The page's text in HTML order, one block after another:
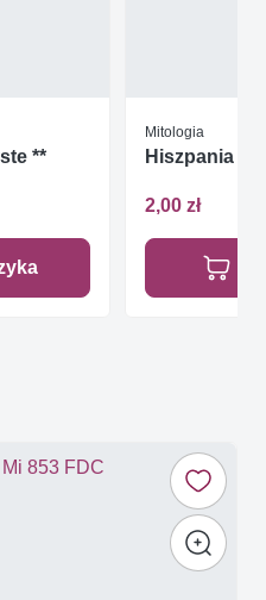
**
Mitologia
Hiszpania
2,00 zł